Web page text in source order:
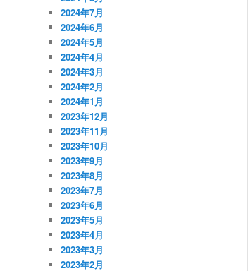
2024年7月
2024年6月
2024年5月
2024年4月
2024年3月
2024年2月
2024年1月
2023年12月
2023年11月
2023年10月
2023年9月
2023年8月
2023年7月
2023年6月
2023年5月
2023年4月
2023年3月
2023年2月